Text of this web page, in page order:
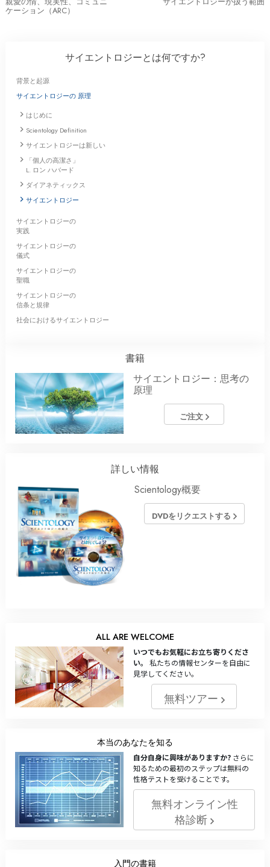
ケーション（ARC）
サイエントロジーとは何ですか?
背景と起源
サイエントロジーの 原理
はじめに
Scientology Definition
サイエントロジーは新しい
「個人の高潔さ」
L. ロン ハバード
ダイアネティックス
サイエントロジー
サイエントロジーの
実践
サイエントロジーの
儀式
サイエントロジーの
聖職
サイエントロジーの
信条と規律
社会におけるサイエントロジー
書籍
サイエントロジー：思考の
原理
ご注文
詳しい情報
Scientology概要
DVDをリクエストする
ALL ARE WELCOME
いつでもお気軽にお立ち寄りくださ
い。
私たちの情報センターを自由に
見学してください。
無料ツアー
本当のあなたを知る
自分自身に興味がありますか? さらに
知るための最初のステップは無料の
性格テストを受けることです。
無料オンライン性
格診断
入門の書籍